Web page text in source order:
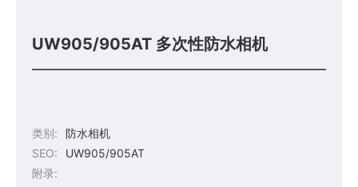
UW905/905AT 多次性防水相机
类别:
防水相机
SEO:
UW905/905AT
附录: